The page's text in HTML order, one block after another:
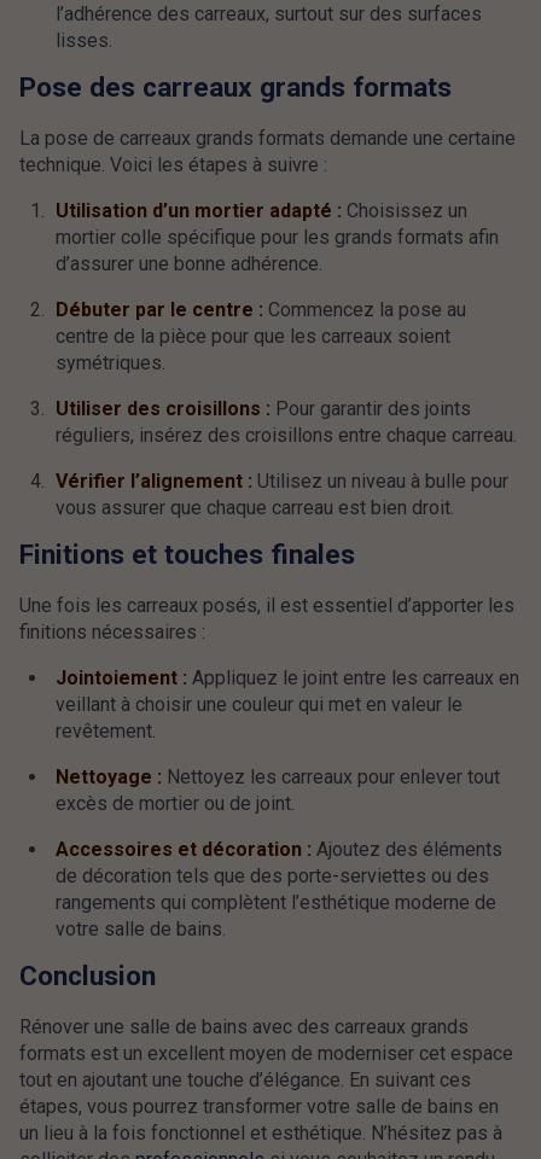
l’adhérence des carreaux, surtout sur des surfaces
lisses.
Pose des carreaux grands formats
La pose de carreaux grands formats demande une certaine
technique. Voici les étapes à suivre :
Utilisation d’un mortier adapté : Choisissez un
mortier colle spécifique pour les grands formats afin
d’assurer une bonne adhérence.
Débuter par le centre : Commencez la pose au
centre de la pièce pour que les carreaux soient
symétriques.
Utiliser des croisillons : Pour garantir des joints
réguliers, insérez des croisillons entre chaque carreau.
Vérifier l’alignement : Utilisez un niveau à bulle pour
vous assurer que chaque carreau est bien droit.
Finitions et touches finales
Une fois les carreaux posés, il est essentiel d’apporter les
finitions nécessaires :
Jointoiement : Appliquez le joint entre les carreaux en
veillant à choisir une couleur qui met en valeur le
revêtement.
Nettoyage : Nettoyez les carreaux pour enlever tout
excès de mortier ou de joint.
Accessoires et décoration : Ajoutez des éléments
de décoration tels que des porte-serviettes ou des
rangements qui complètent l’esthétique moderne de
votre salle de bains.
Conclusion
Rénover une salle de bains avec des carreaux grands
formats est un excellent moyen de moderniser cet espace
tout en ajoutant une touche d’élégance. En suivant ces
étapes, vous pourrez transformer votre salle de bains en
un lieu à la fois fonctionnel et esthétique. N’hésitez pas à